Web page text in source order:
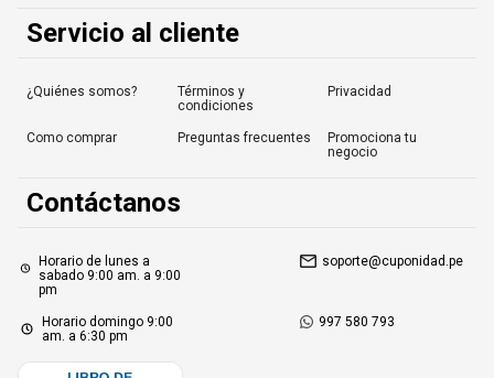
Servicio al cliente
¿Quiénes somos?
Términos y
condiciones
Privacidad
Como comprar Preguntas frecuentes
Promociona tu
negocio
Contáctanos
Horario de lunes a
sabado 9:00 am. a 9:00
pm
soporte@cuponidad.pe
Horario domingo 9:00
am. a 6:30 pm
997 580 793